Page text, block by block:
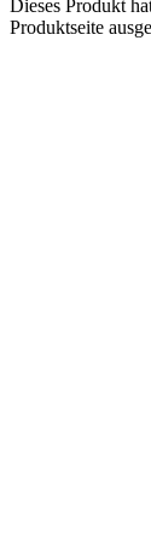
Dieses Produkt
Produktseite